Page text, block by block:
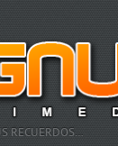
RECUERDOS…